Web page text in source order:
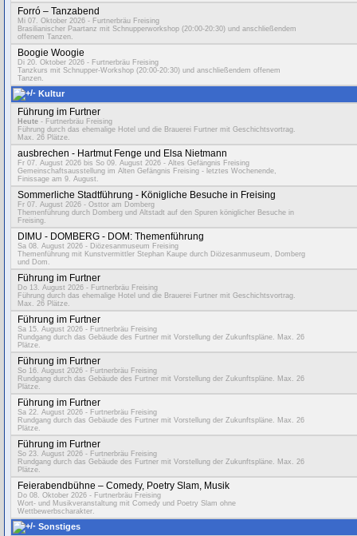
Forró – Tanzabend
Mi 07. Oktober 2026 - Furtnerbräu Freising
Brasilianischer Paartanz mit Schnupperworkshop (20:00-20:30) und anschließendem
offenem Tanzen.
Boogie Woogie
Di 20. Oktober 2026 - Furtnerbräu Freising
Tanzkurs mit Schnupper-Workshop (20:00-20:30) und anschließendem offenem
Tanzen.
Kultur
Führung im Furtner
Heute - Furtnerbräu Freising
Führung durch das ehemalige Hotel und die Brauerei Furtner mit Geschichtsvortrag.
Max. 26 Plätze.
ausbrechen - Hartmut Fenge und Elsa Nietmann
Fr 07. August 2026 bis So 09. August 2026 - Altes Gefängnis Freising
Gemeinschaftsausstellung im Alten Gefängnis Freising - letztes Wochenende,
Finissage am 9. August.
Sommerliche Stadtführung - Königliche Besuche in Freising
Fr 07. August 2026 - Osttor am Domberg
Themenführung durch Domberg und Altstadt auf den Spuren königlicher Besuche in
Freising.
DIMU - DOMBERG - DOM: Themenführung
Sa 08. August 2026 - Diözesanmuseum Freising
Themenführung mit Kunstvermittler Stephan Kaupe durch Diözesanmuseum, Domberg
und Dom.
Führung im Furtner
Do 13. August 2026 - Furtnerbräu Freising
Führung durch das ehemalige Hotel und die Brauerei Furtner mit Geschichtsvortrag.
Max. 26 Plätze.
Führung im Furtner
Sa 15. August 2026 - Furtnerbräu Freising
Rundgang durch das Gebäude des Furtner mit Vorstellung der Zukunftspläne. Max. 26
Plätze.
Führung im Furtner
So 16. August 2026 - Furtnerbräu Freising
Rundgang durch das Gebäude des Furtner mit Vorstellung der Zukunftspläne. Max. 26
Plätze.
Führung im Furtner
Sa 22. August 2026 - Furtnerbräu Freising
Rundgang durch das Gebäude des Furtner mit Vorstellung der Zukunftspläne. Max. 26
Plätze.
Führung im Furtner
So 23. August 2026 - Furtnerbräu Freising
Rundgang durch das Gebäude des Furtner mit Vorstellung der Zukunftspläne. Max. 26
Plätze.
Feierabendbühne – Comedy, Poetry Slam, Musik
Do 08. Oktober 2026 - Furtnerbräu Freising
Wort- und Musikveranstaltung mit Comedy und Poetry Slam ohne
Wettbewerbscharakter.
Sonstiges